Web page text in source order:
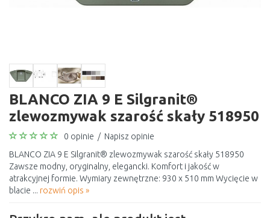
BLANCO ZIA 9 E Silgranit®
zlewozmywak szarość skały 518950
0 opinie / Napisz opinie
BLANCO ZIA 9 E Silgranit® zlewozmywak szarość skały 518950
Zawsze modny, oryginalny, elegancki. Komfort i jakość w
atrakcyjnej formie. Wymiary zewnętrzne: 930 x 510 mm Wycięcie w
blacie ... rozwiń opis »